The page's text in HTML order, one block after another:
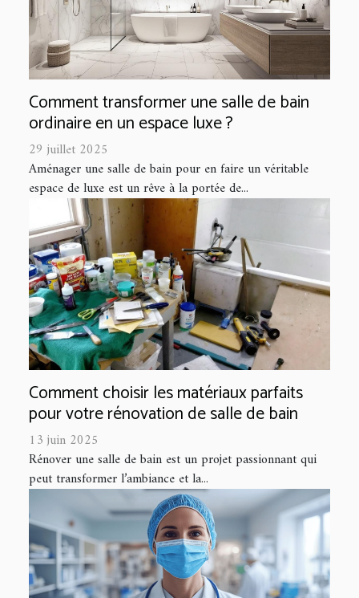
Comment transformer une salle de bain
ordinaire en un espace luxe ?
29 juillet 2025
Aménager une salle de bain pour en faire un véritable
espace de luxe est un rêve à la portée de...
Comment choisir les matériaux parfaits
pour votre rénovation de salle de bain
13 juin 2025
Rénover une salle de bain est un projet passionnant qui
peut transformer l’ambiance et la...